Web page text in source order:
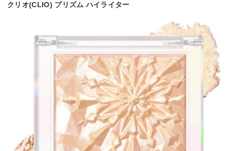
クリオ(CLIO) プリズム ハイライター